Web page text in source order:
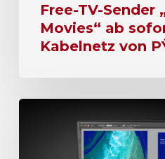
Free-TV-Sender
Movies“ ab
Kabelnetz von